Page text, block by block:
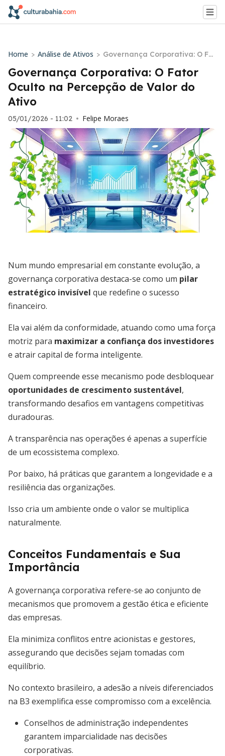
Home > Análise de Ativos > Governança Corporativa: O Fat
or Oculto na Percepção de Val
or do Ativo
Governança Corporativa: O Fator
Oculto na Percepção de Valor do
Ativo
05/01/2026 - 11:02 • Felipe Moraes
Num mundo empresarial em constante evolução, a
governança corporativa destaca-se como um pilar
estratégico invisível que redefine o sucesso
financeiro.
Ela vai além da conformidade, atuando como uma força
motriz para maximizar a confiança dos investidores
e atrair capital de forma inteligente.
Quem compreende esse mecanismo pode desbloquear
oportunidades de crescimento sustentável,
transformando desafios em vantagens competitivas
duradouras.
A transparência nas operações é apenas a superfície
de um ecossistema complexo.
Por baixo, há práticas que garantem a longevidade e a
resiliência das organizações.
Isso cria um ambiente onde o valor se multiplica
naturalmente.
Conceitos Fundamentais e Sua
Importância
A governança corporativa refere-se ao conjunto de
mecanismos que promovem a gestão ética e eficiente
das empresas.
Ela minimiza conflitos entre acionistas e gestores,
assegurando que decisões sejam tomadas com
equilíbrio.
No contexto brasileiro, a adesão a níveis diferenciados
na B3 exemplifica esse compromisso com a excelência.
Conselhos de administração independentes
garantem imparcialidade nas decisões
corporativas.